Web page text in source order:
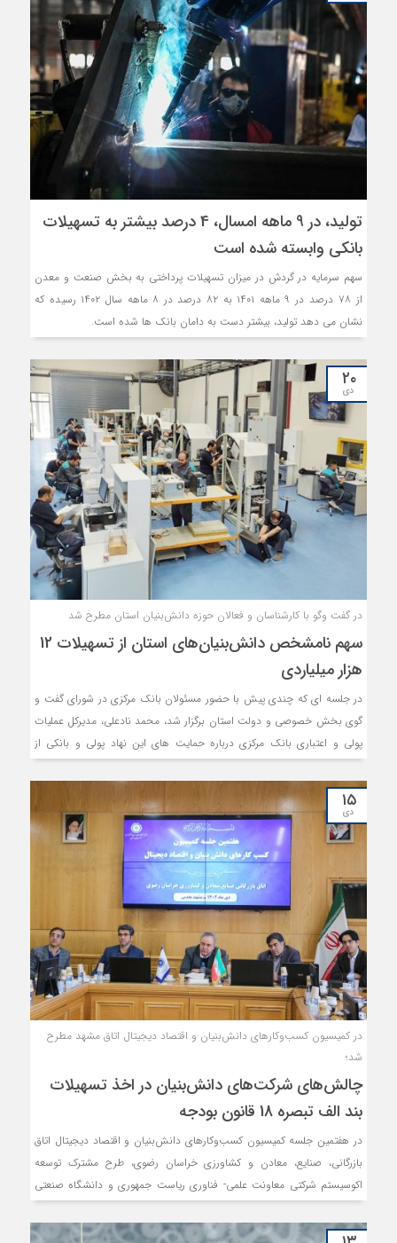
را مشغول نگه دارد.
تولید، در 9 ماهه امسال، 4 درصد بیشتر به تسهیلات
بانکی وابسته شده است
سهم سرمایه در گردش در میزان تسهیلات پرداختی به بخش صنعت و معدن
از ۷۸ درصد در ۹ ماهه ۱۴۰۱ به ۸۲ درصد در ۸ ماهه سال ۱۴۰۲ رسیده که
نشان می دهد تولید، بیشتر دست به دامان بانک ها شده است.
۲۰
دی
در گفت وگو با کارشناسان و فعالان حوزه دانش‌بنیان استان مطرح شد
سهم نامشخص دانش‌بنیان‌های استان از تسهیلات 12
هزار میلیاردی
در جلسه ای که چندی پیش با حضور مسئولان بانک مرکزی در شورای گفت و
گوی بخش خصوصی و دولت استان برگزار شد، محمد نادعلی، مدیرکل عملیات
پولی و اعتباری بانک مرکزی درباره حمایت های این نهاد پولی و بانکی از
شرکت های دانش بنیان اظهار کرد: صندوق نوآوری و شکوفایی با سه بانک به
میزان ۱۲ همت به توافق رسیده است. شرکت هایی که رشد تولید دو برابر
داشته باشند، از این ۱۲ همت در قالب تسهیلات استفاده می کنند.
۱۵
دی
در کمیسیون کسب‌وکارهای دانش‌بنیان و اقتصاد دیجیتال اتاق مشهد مطرح
شد؛
چالش‌های شرکت‌های دانش‌بنیان در اخذ تسهیلات
بند الف تبصره 18 قانون بودجه
در هفتمین جلسه کمیسیون کسب‌وکارهای دانش‌بنیان و اقتصاد دیجیتال اتاق
بازرگانی، صنایع، معادن و کشاورزی خراسان رضوی، طرح مشترک توسعه
اکوسیستم شرکتی معاونت علمی- فناوری ریاست جمهوری و دانشگاه صنعتی
شریف در راستای اجرای قانون جهش تولید دانش بنیان، معرفی شد. همچنین،
در این جلسه مشکلات شرکت‌های دانش‌بنیان برای جذب و تامین مالی از